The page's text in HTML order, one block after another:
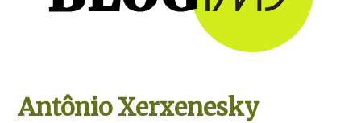
Antônio Xerxenesky